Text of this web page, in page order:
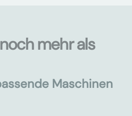
mehr als
Maschinen